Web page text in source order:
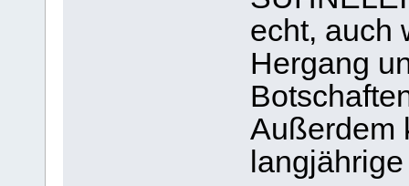
echt, auch
Hergang
Außerdem